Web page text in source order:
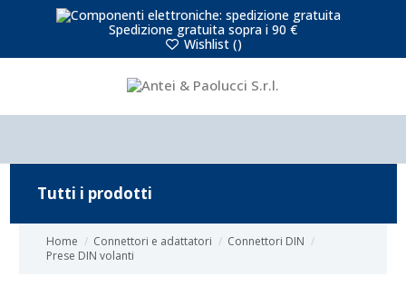
Spedizione gratuita sopra i 90 €
Wishlist ()
Home Connettori e adattatori
Connettori DIN
Prese DIN volanti
Tutti i prodotti